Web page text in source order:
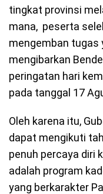
tingkat provinsi
mana, peserta
mengemban tugas
mengibarkan
peringatan hari
pada tanggal 17
Oleh karena itu,
dapat mengikuti
penuh percaya diri
adalah program
yang berkarakter